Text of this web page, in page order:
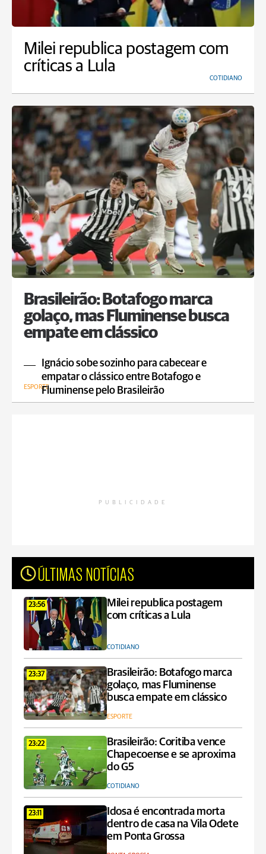
Milei republica postagem com
críticas a Lula
COTIDIANO
Brasileirão: Botafogo marca
golaço, mas Fluminense busca
empate em clássico
Ignácio sobe sozinho para cabecear e
empatar o clássico entre Botafogo e
Fluminense pelo Brasileirão
ESPORTE
PUBLICIDADE
ÚLTIMAS NOTÍCIAS
23:56
Milei republica postagem
com críticas a Lula
COTIDIANO
23:37
Brasileirão: Botafogo marca
golaço, mas Fluminense
busca empate em clássico
ESPORTE
23:22
Brasileirão: Coritiba vence
Chapecoense e se aproxima
do G5
COTIDIANO
23:11
Idosa é encontrada morta
dentro de casa na Vila Odete
em Ponta Grossa